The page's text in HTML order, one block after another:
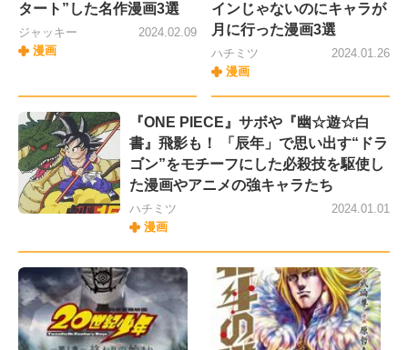
タート”した名作漫画3選
ジャッキー
漫画
2024.02.09
インじゃないのにキャラが
月に行った漫画3選
ハチミツ
漫画
2024.01.26
『ONE PIECE』サボや『幽☆遊☆白
書』飛影も！ 「辰年」で思い出す“ドラ
ゴン”をモチーフにした必殺技を駆使し
た漫画やアニメの強キャラたち
ハチミツ
漫画
2024.01.01